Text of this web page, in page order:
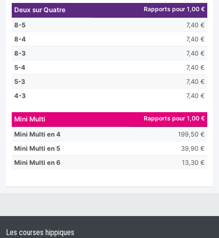
Deux sur Quatre Rapports pour 1,00 €
8-5
7,40 €
8-4
7,40 €
8-3
7,40 €
5-4
7,40 €
5-3
7,40 €
4-3
7,40 €
Mini Multi Rapports pour 1,00 €
Mini Multi en 4
199,50 €
Mini Multi en 5
39,90 €
Mini Multi en 6
13,30 €
Les courses hippiques